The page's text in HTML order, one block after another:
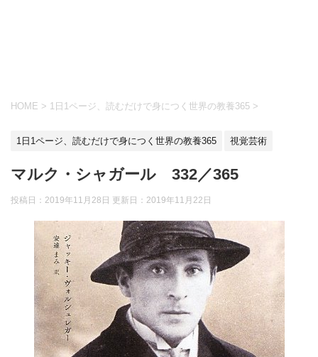
HOME > 1日1ページ、読むだけで身につく世界の教養365 >
1日1ページ、読むだけで身につく世界の教養365 視覚芸術
マルク・シャガール 332／365
投稿日：2019年11月28日 更新日： 2019年11月22日